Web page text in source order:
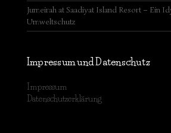
Jumeirah at Saadiyat Island Resort – Ein
Umweltschutz
Impressum und Datenschutz
Impressum
Datenschutzerklärung